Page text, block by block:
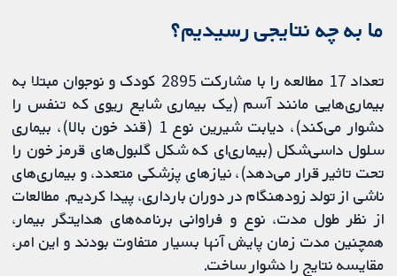
ما به چه نتایجی رسیدیم؟
تعداد 17 مطالعه را با مشارکت 2895 کودک و نوجوان مبتلا به
بیماری‌هایی مانند آسم (یک بیماری شایع ریوی که تنفس را
دشوار می‌کند)، دیابت شیرین نوع 1 (قند خون بالا)، بیماری
سلول داسی‏‌شکل (بیماری‌ای که شکل گلبول‌های قرمز خون را
تحت تاثیر قرار می‌دهد)، نیازهای پزشکی متعدد، و بیماری‌های
ناشی از تولد زودهنگام در دوران بارداری، پیدا کردیم. مطالعات
از نظر طول مدت، نوع و فراوانی برنامه‌های هدایتگر بیمار،
همچنین مدت زمان پایش آنها بسیار متفاوت بودند و این امر،
مقایسه نتایج را دشوار ساخت.